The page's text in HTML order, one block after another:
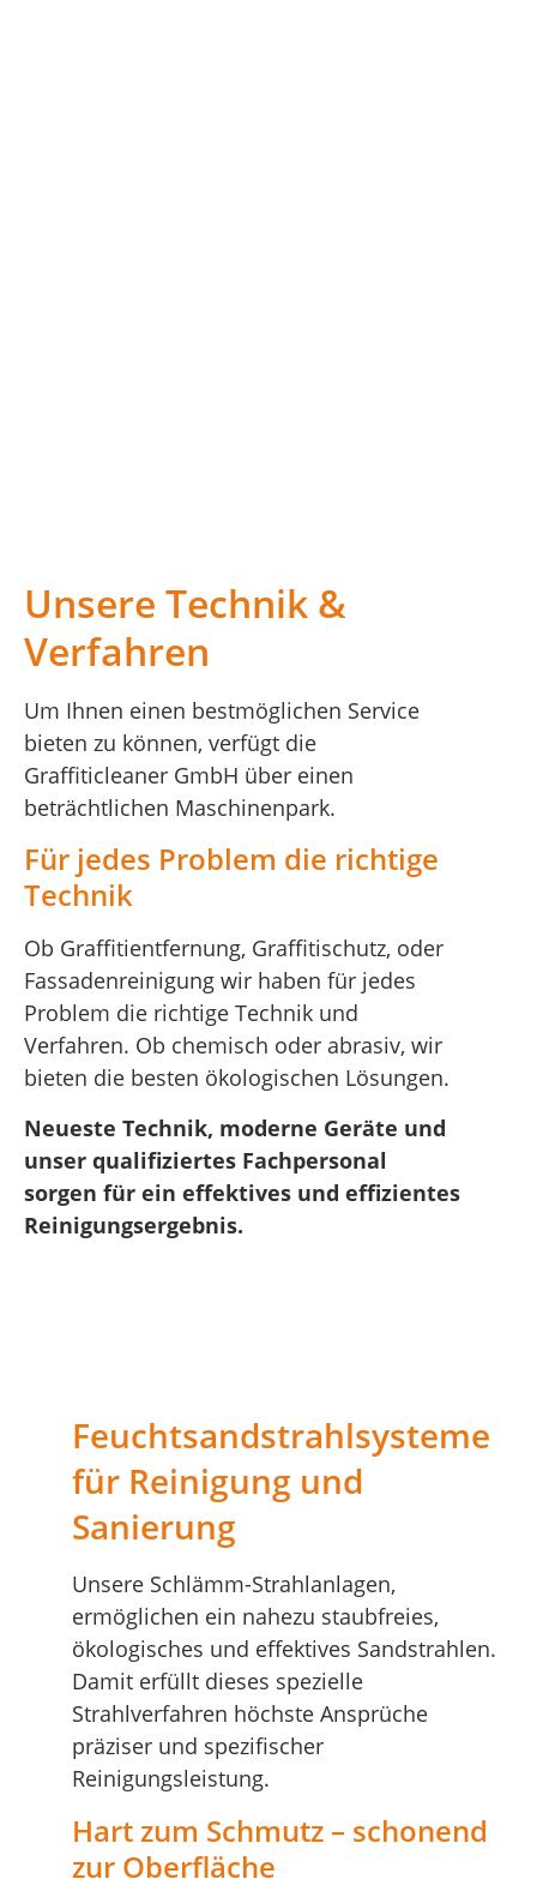
Unsere Technik &
Verfahren
Um Ihnen einen bestmöglichen Service
bieten zu können, verfügt die
Graffiticleaner GmbH über einen
beträchtlichen Maschinenpark.
Für jedes Problem die richtige
Technik
Ob Graffitientfernung, Graffitischutz, oder
Fassadenreinigung wir haben für jedes
Problem die richtige Technik und
Verfahren. Ob chemisch oder abrasiv, wir
bieten die besten ökologischen Lösungen.
Neueste Technik, moderne Geräte und
unser qualifiziertes Fachpersonal
sorgen für ein effektives und effizientes
Reinigungsergebnis.
Feuchtsandstrahlsysteme
für Reinigung und
Sanierung
Unsere Schlämm-Strahlanlagen,
ermöglichen ein nahezu staubfreies,
ökologisches und effektives Sandstrahlen.
Damit erfüllt dieses spezielle
Strahlverfahren höchste Ansprüche
präziser und spezifischer
Reinigungsleistung.
Hart zum Schmutz – schonend
zur Oberfläche